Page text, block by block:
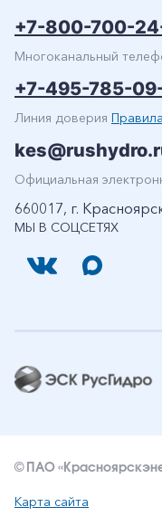
МЫ В СОЦСЕТЯХ
+7-800-700-
Многоканальный
+7-495-785-
Линия доверия
Официальная
660017, г.
© ПАО
Карта сайта